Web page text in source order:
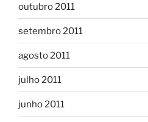
outubro 2011
setembro 2011
agosto 2011
julho 2011
junho 2011